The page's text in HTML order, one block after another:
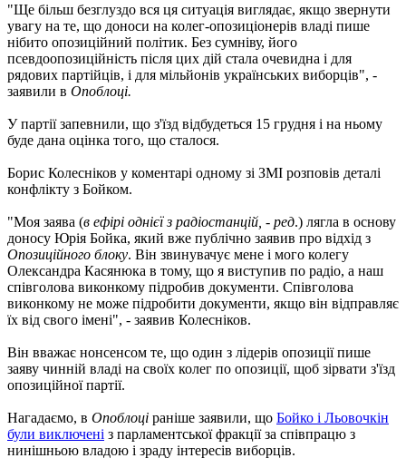
"Ще більш безглуздо вся ця ситуація виглядає, якщо звернути
увагу на те, що доноси на колег-опозиціонерів владі пише
нібито опозиційний політик. Без сумніву, його
псевдоопозиційність після цих дій стала очевидна і для
рядових партійців, і для мільйонів українських виборців", -
заявили в Опоблоці.
У партії запевнили, що з'їзд відбудеться 15 грудня і на ньому
буде дана оцінка того, що сталося.
Борис Колесніков у коментарі одному зі ЗМІ розповів деталі
конфлікту з Бойком.
"Моя заява (в ефірі однієї з радіостанцій, - ред.) лягла в основу
доносу Юрія Бойка, який вже публічно заявив про відхід з
Опозиційного блоку. Він звинувачує мене і мого колегу
Олександра Касянюка в тому, що я виступив по радіо, а наш
співголова виконкому підробив документи. Співголова
виконкому не може підробити документи, якщо він відправляє
їх від свого імені", - заявив Колесніков.
Він вважає нонсенсом те, що один з лідерів опозиції пише
заяву чинній владі на своїх колег по опозиції, щоб зірвати з'їзд
опозиційної партії.
Нагадаємо, в Опоблоці раніше заявили, що Бойко і Льовочкін
були виключені з парламентської фракції за співпрацю з
нинішньою владою і зраду інтересів виборців.